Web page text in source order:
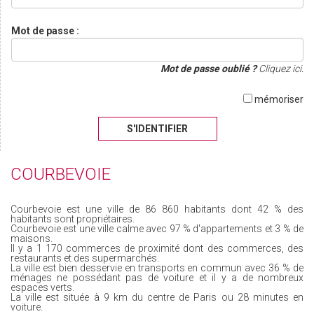
Mot de passe :
Mot de passe oublié ?Cliquez ici.
mémoriser
S'IDENTIFIER
COURBEVOIE
Courbevoie est une ville de 86 860 habitants dont 42 % des
habitants sont propriétaires.
Courbevoie est une ville calme avec 97 % d'appartements et 3 % de
maisons.
Il y a 1 170 commerces de proximité dont des commerces, des
restaurants et des supermarchés.
La ville est bien desservie en transports en commun avec 36 % de
ménages ne possédant pas de voiture et il y a de nombreux
espaces verts.
La ville est située à 9 km du centre de Paris ou 28 minutes en
voiture.